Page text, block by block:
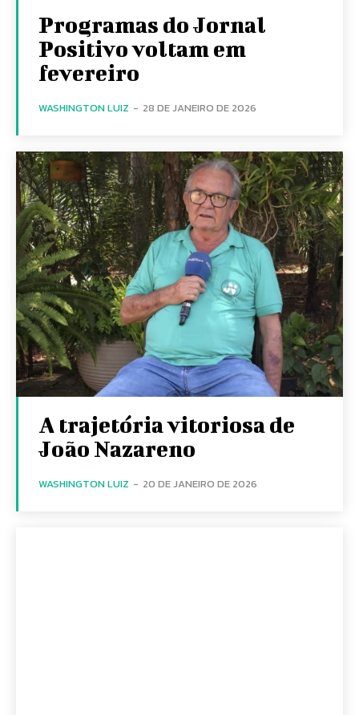
Programas do Jornal
Positivo voltam em
fevereiro
WASHINGTON LUIZ - 28 DE JANEIRO DE 2026
A trajetória vitoriosa de
João Nazareno
WASHINGTON LUIZ - 20 DE JANEIRO DE 2026